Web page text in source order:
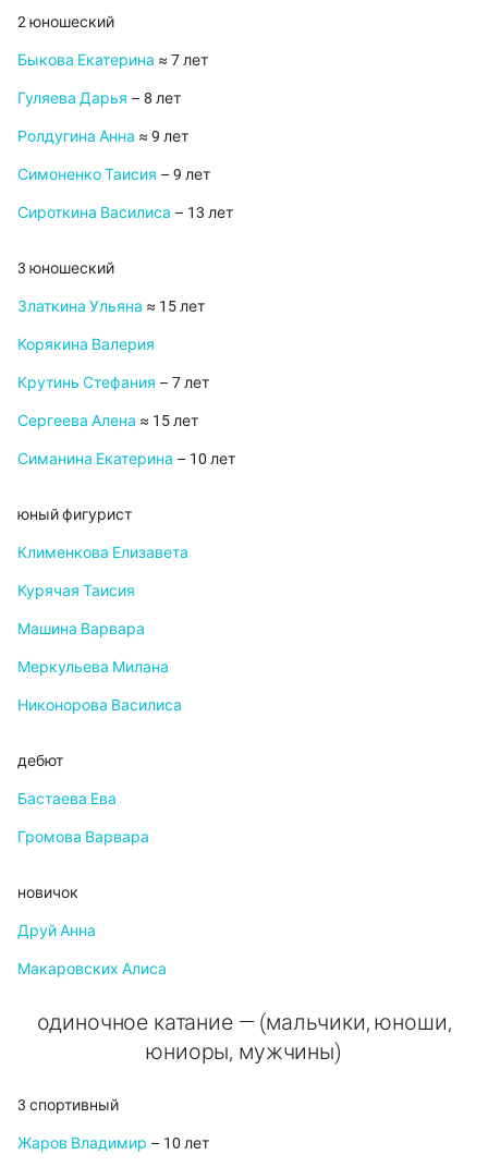
2 юношеский
Быкова Екатерина ≈ 7 лет
Гуляева Дарья – 8 лет
Ролдугина Анна ≈ 9 лет
Симоненко Таисия – 9 лет
Сироткина Василиса – 13 лет
3 юношеский
Златкина Ульяна ≈ 15 лет
Корякина Валерия
Крутинь Стефания – 7 лет
Сергеева Алена ≈ 15 лет
Симанина Екатерина – 10 лет
юный фигурист
Клименкова Елизавета
Курячая Таисия
Машина Варвара
Меркульева Милана
Никонорова Василиса
дебют
Бастаева Ева
Громова Варвара
новичок
Друй Анна
Макаровских Алиса
одиночное катание — (мальчики, юноши,
юниоры, мужчины)
3 спортивный
Жаров Владимир – 10 лет